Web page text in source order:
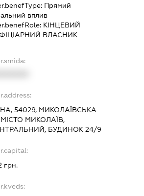
Прямий
вплив
КІНЦЕВИЙ
ВЛАСНИК
54029, МИКОЛАЇВСЬКА
МИКОЛАЇВ,
БУДИНОК 24/9
грн.